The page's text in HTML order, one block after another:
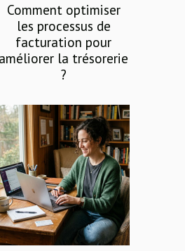
Comment optimiser
les processus de
facturation pour
améliorer la trésorerie
?